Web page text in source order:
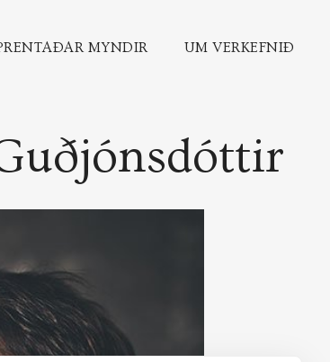
MYNDIR UM VERKEFNIÐ